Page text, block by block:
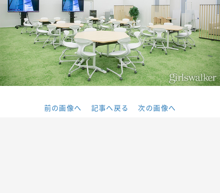
前の画像へ 記事へ戻る 次の画像へ